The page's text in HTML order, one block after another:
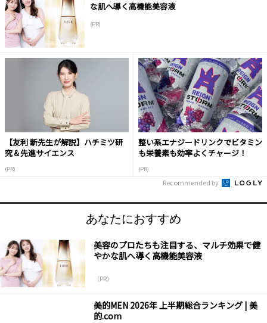
な肌へ導く高機能美容液
(PR)
【友利 新先生が解説】ハチミツ研
究＆先進サイエンス
(PR)
整い系エナジードリンクでビタミン
も栄養素も効率よくチャージ！
(PR)
Recommended by
あなたにおすすめ
美容のプロたちも注目する、マルチ効果で健
やかな肌へ導く高機能美容液
（PR）
美的MEN 2026年 上半期総合ランキング | 美
的.com